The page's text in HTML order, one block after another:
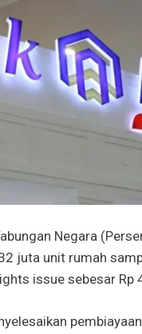
Negara
juta unit rumah
issue sebesar Rp